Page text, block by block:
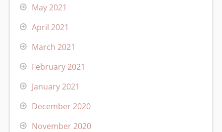
May 2021
April 2021
March 2021
February 2021
January 2021
December 2020
November 2020